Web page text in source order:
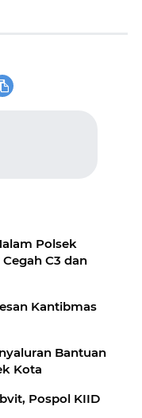
Polsek
C3 dan
Kantibmas
Bantuan
Kota
Pospol KIID